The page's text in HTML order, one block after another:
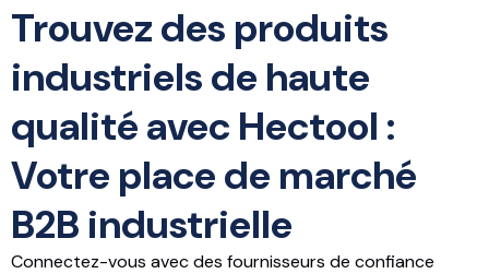
Trouvez des produits
industriels de haute
qualité avec Hectool :
Votre place de marché
B2B industrielle
Connectez-vous avec des fournisseurs de confiance